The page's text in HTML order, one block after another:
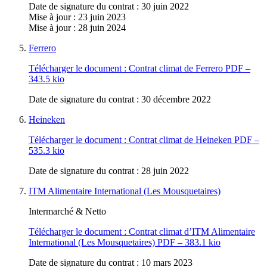
Date de signature du contrat : 30 juin 2022
Mise à jour : 23 juin 2023
Mise à jour : 28 juin 2024
Ferrero
Télécharger le document : Contrat climat de Ferrero PDF –
343.5 kio
Date de signature du contrat : 30 décembre 2022
Heineken
Télécharger le document : Contrat climat de Heineken PDF –
535.3 kio
Date de signature du contrat : 28 juin 2022
ITM Alimentaire International (Les Mousquetaires)
Intermarché & Netto
Télécharger le document : Contrat climat d’ITM Alimentaire
International (Les Mousquetaires) PDF – 383.1 kio
Date de signature du contrat : 10 mars 2023